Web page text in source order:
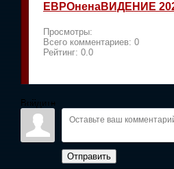
ЕВРОненаВИДЕНИЕ
Просмотры:
Всего комментариев: 0
Рейтинг: 0.0
Войдите:
Отправить